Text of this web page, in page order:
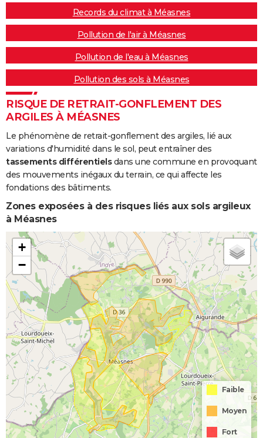
Records du climat à Méasnes
Pollution de l'air à Méasnes
Pollution de l'eau à Méasnes
Pollution des sols à Méasnes
RISQUE DE RETRAIT-GONFLEMENT DES
ARGILES À MÉASNES
Le phénomène de retrait-gonflement des argiles, lié aux
variations d'humidité dans le sol, peut entraîner des
tassements différentielsdans une commune en provoquant
des mouvements inégaux du terrain, ce qui affecte les
fondations des bâtiments.
Zones exposées à des risques liés aux sols argileux
à Méasnes
+
−
Faible
Moyen
Fort